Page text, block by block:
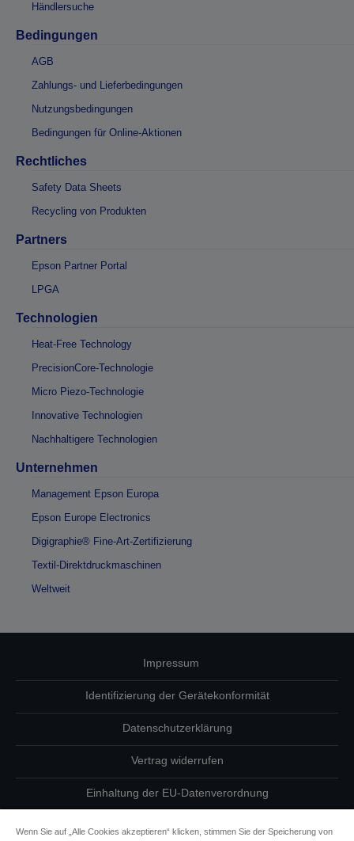
Händlersuche
Bedingungen
AGB
Zahlungs- und Lieferbedingungen
Nutzungsbedingungen
Bedingungen für Online-Aktionen
Rechtliches
Safety Data Sheets
Recycling von Produkten
Partners
Epson Partner Portal
LPGA
Technologien
Heat-Free Technology
PrecisionCore-Technologie
Micro Piezo-Technologie
Innovative Technologien
Nachhaltigere Technologien
Unternehmen
Management Epson Europa
Epson Europe Electronics
Digigraphie® Fine-Art-Zertifizierung
Textil-Direktdruckmaschinen
Weltweit
Impressum
Identifizierung der Gerätekonformität
Datenschutzerklärung
Vertrag widerrufen
Einhaltung der EU-Datenverordnung
Wenn Sie auf „Alle Cookies akzeptieren“ klicken, stimmen Sie der Speicherung von